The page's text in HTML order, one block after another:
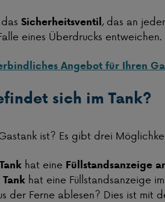
Sicherheitsventil, das an
eines Überdrucks entweichen.
Angebot für Ihren
sich im Tank?
ist? Es gibt drei
hat eine Füllstandsanzeige
hat eine Füllstandsanzeige im
der Ferne ablesen? Dies ist mit